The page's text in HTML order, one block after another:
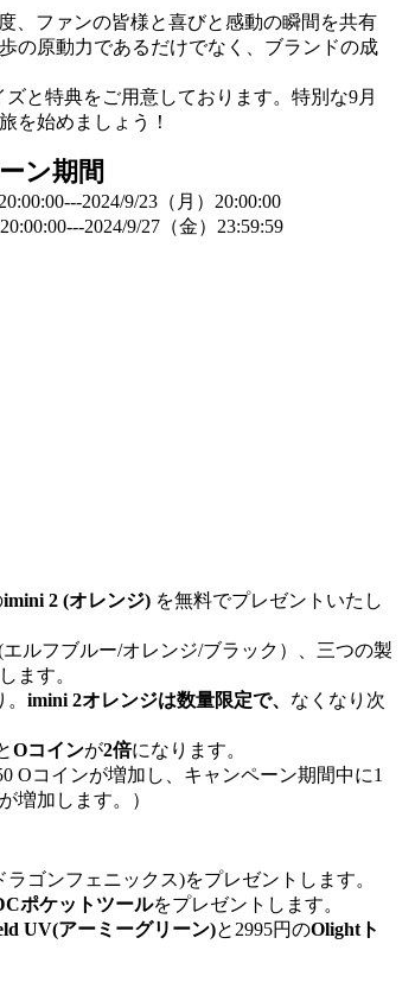
、ファンの皆様と喜びと感動の瞬間を共有
の原動力であるだけでなく、ブランドの成
と特典をご用意しております。特別な9月
を始めましょう！
ン期間
2024/9/23（月）20:00:00
2024/9/27（金）23:59:59
imini 2 (オレンジ) を無料でプレゼントいたし
エルフブルー/オレンジ/ブラック）、三つの製
ます。
。imini 2オレンジは数量限定で、 なくなり次
Oコインが2倍になります。
Oコインが増加し、キャンペーン期間中に1
増加します。）
ラゴンフェニックス)をプレゼントします。
ポケットツールをプレゼントします。
UV(アーミーグリーン)と2995円のOlightト